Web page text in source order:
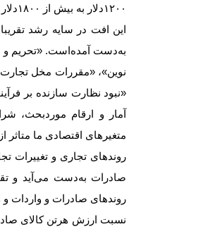
۱۲۰۰دلار به بیش از ۱۸۰۰‌دلار افزایش ‌یافته‌است
این افت در سایه رشد
به‌دست آمده‌است. «تحریم و
نوین»، «مقررات مخل
«نبود نظارت سازنده بر
آمار و ارقام موردبحث،
متغیرهای اقتصادی ما متاثر
روندهای تجاری و تغییرات
صادرات به‌دست می‌آید و
روندهای صادرات و واردات و
نسبت ارزش هر‌تن کالای